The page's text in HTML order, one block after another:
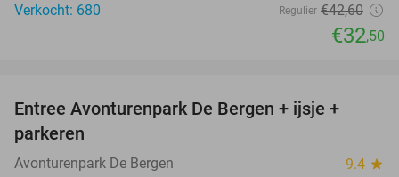
Verkocht: 680
Regulier €42,60
€32,50
Entree Avonturenpark De Bergen + ijsje +
parkeren
Avonturenpark De Bergen 9.4 star